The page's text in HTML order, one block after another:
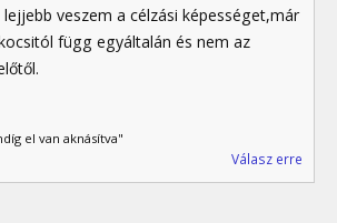
lejjebb veszem a célzási képességet,már
függ egyáltalán és nem az
el van aknásítva"
Válasz erre